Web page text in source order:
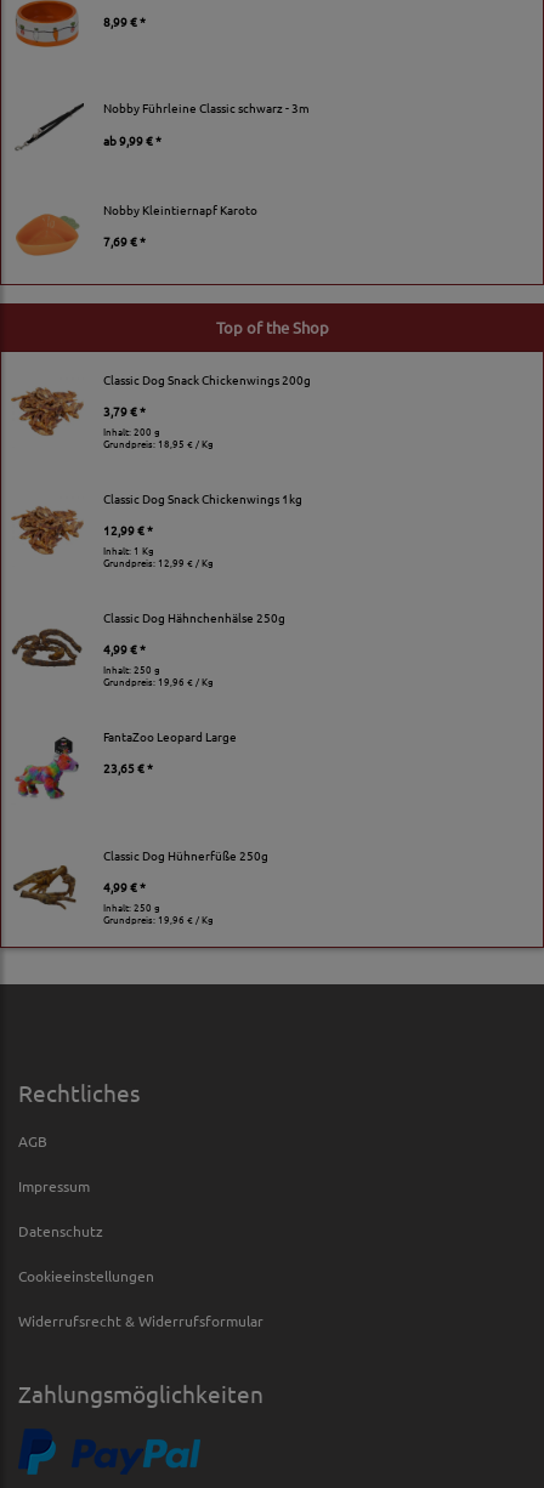
8,99 € *
Nobby Führleine Classic schwarz - 3m
ab9,99 € *
Nobby Kleintiernapf Karoto
7,69 € *
Top of the Shop
Classic Dog Snack Chickenwings 200g
3,79 € *
Inhalt: 200 g
Grundpreis: 18,95 € / Kg
Classic Dog Snack Chickenwings 1kg
12,99 € *
Inhalt: 1 Kg
Grundpreis: 12,99 € / Kg
Classic Dog Hähnchenhälse 250g
4,99 € *
Inhalt: 250 g
Grundpreis: 19,96 € / Kg
FantaZoo Leopard Large
23,65 € *
Classic Dog Hühnerfüße 250g
4,99 € *
Inhalt: 250 g
Grundpreis: 19,96 € / Kg
Rechtliches
AGB
Impressum
Datenschutz
Cookieeinstellungen
Widerrufsrecht & Widerrufsformular
Zahlungsmöglichkeiten